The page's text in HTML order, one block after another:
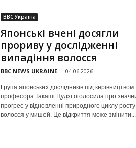
BBC Україна
Японські вчені досягли
прориву у дослідженні
випадіння волосся
BBC NEWS UKRAINE - 04.06.2026
Група японських дослідників під керівництвом
професора Такаші Цудзі оголосила про
прогрес у відновленні природного циклу росту
волосся у мишей. Це відкриття може змінити...